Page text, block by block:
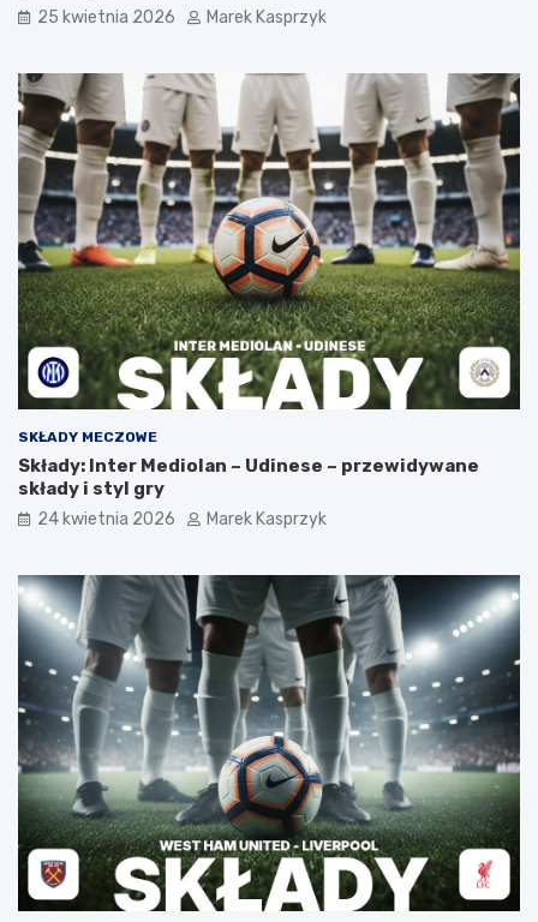
25 kwietnia 2026 Marek Kasprzyk
SKŁADY MECZOWE
Składy: Inter Mediolan – Udinese – przewidywane
składy i styl gry
24 kwietnia 2026 Marek Kasprzyk